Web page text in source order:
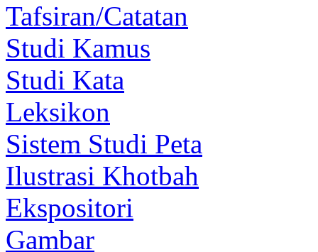
Tafsiran/Catatan
Studi Kamus
Studi Kata
Leksikon
Sistem Studi Peta
Ilustrasi Khotbah
Ekspositori
Gambar